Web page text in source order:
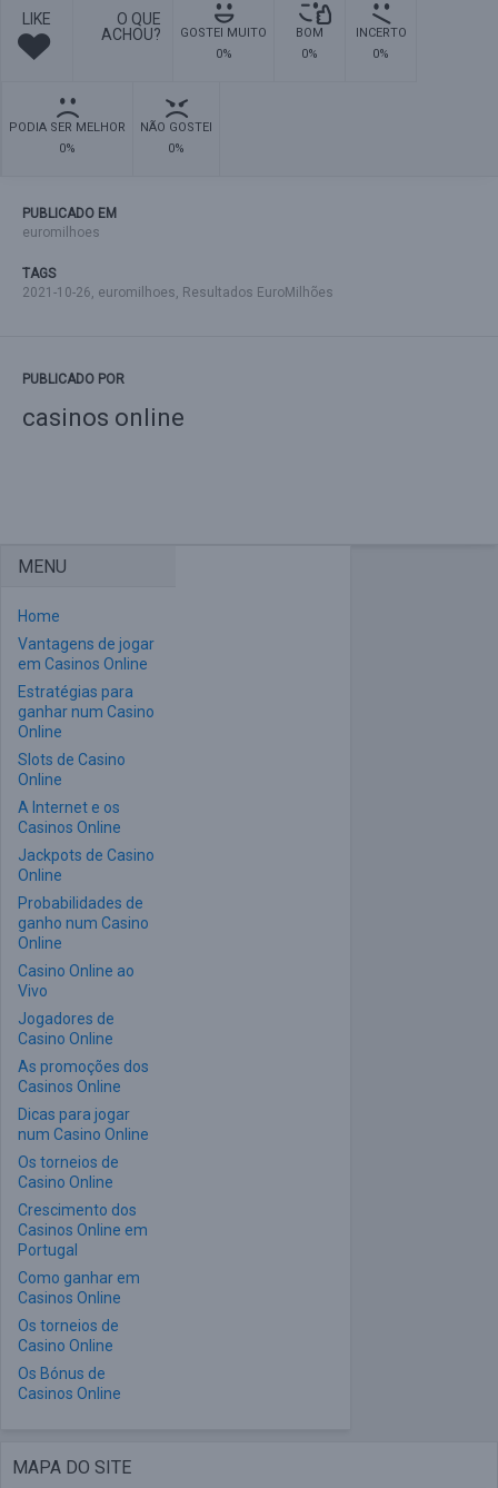
LIKE
O QUE
ACHOU?
GOSTEI MUITO
0%
BOM
0%
INCERTO
0%
PODIA SER MELHOR
0%
NÃO GOSTEI
0%
PUBLICADO EM
euromilhoes
TAGS
2021-10-26, euromilhoes, Resultados EuroMilhões
PUBLICADO POR
casinos online
MENU
Home
Vantagens de jogar
em Casinos Online
Estratégias para
ganhar num Casino
Online
Slots de Casino
Online
A Internet e os
Casinos Online
Jackpots de Casino
Online
Probabilidades de
ganho num Casino
Online
Casino Online ao
Vivo
Jogadores de
Casino Online
As promoções dos
Casinos Online
Dicas para jogar
num Casino Online
Os torneios de
Casino Online
Crescimento dos
Casinos Online em
Portugal
Como ganhar em
Casinos Online
Os torneios de
Casino Online
Os Bónus de
Casinos Online
MAPA DO SITE